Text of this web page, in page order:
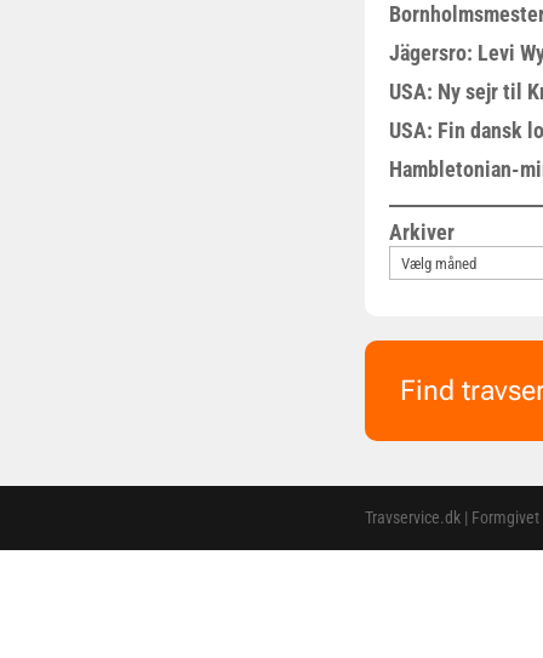
Jägersro: Levi
USA: Ny sejr til
USA: Fin dansk
Hambletonian-
Arkiver
Find
Travservice.dk |